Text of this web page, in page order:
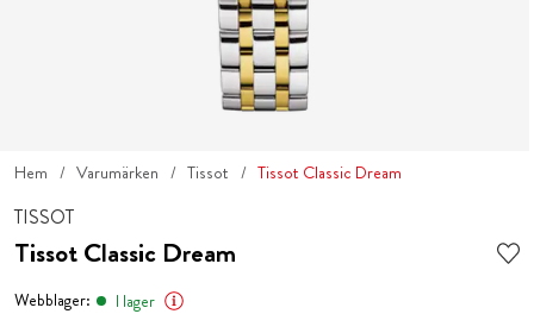
Hem Varumärken Tissot Tissot Classic Dream
TISSOT
Tissot Classic Dream
Webblager:
I lager